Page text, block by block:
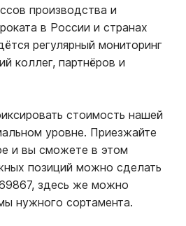
производства и
в России и странах
регулярный мониторинг
коллег, партнёров и
стоимость нашей
уровне. Приезжайте
и вы сможете в этом
позиций можно сделать
здесь же можно
нужного сортамента.